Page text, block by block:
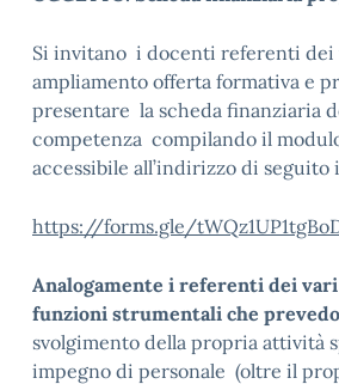
Si invitano i docenti referenti
ampliamento offerta formativa e
presentare la scheda finanziaria
competenza compilando il
accessibile all’indirizzo di seguito
https://forms.gle/
Analogamente i referenti dei
funzioni strumentali che
svolgimento della propria attività
impegno di personale (oltre il